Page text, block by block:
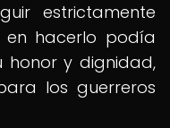
estrictamente
hacerlo podía
honor y dignidad,
los guerreros